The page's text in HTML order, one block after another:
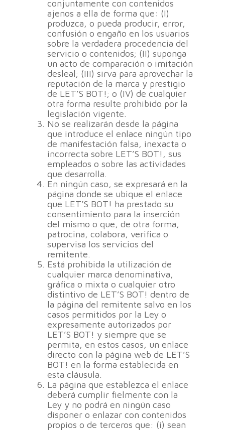
conjuntamente con contenidos
ajenos a ella de forma que: (I)
produzca, o pueda producir, error,
confusión o engaño en los usuarios
sobre la verdadera procedencia del
servicio o contenidos; (II) suponga
un acto de comparación o imitación
desleal; (III) sirva para aprovechar la
reputación de la marca y prestigio
de LET’S BOT!; o (IV) de cualquier
otra forma resulte prohibido por la
legislación vigente.
No se realizarán desde la página
que introduce el enlace ningún tipo
de manifestación falsa, inexacta o
incorrecta sobre LET’S BOT!, sus
empleados o sobre las actividades
que desarrolla.
En ningún caso, se expresará en la
página donde se ubique el enlace
que LET’S BOT! ha prestado su
consentimiento para la inserción
del mismo o que, de otra forma,
patrocina, colabora, verifica o
supervisa los servicios del
remitente.
Está prohibida la utilización de
cualquier marca denominativa,
gráfica o mixta o cualquier otro
distintivo de LET’S BOT! dentro de
la página del remitente salvo en los
casos permitidos por la Ley o
expresamente autorizados por
LET’S BOT! y siempre que se
permita, en estos casos, un enlace
directo con la página web de LET’S
BOT! en la forma establecida en
esta cláusula.
La página que establezca el enlace
deberá cumplir fielmente con la
Ley y no podrá en ningún caso
disponer o enlazar con contenidos
propios o de terceros que: (i) sean